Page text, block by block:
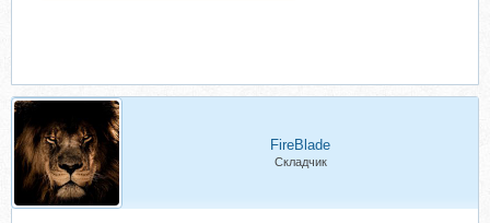
FireBlade
Складчик